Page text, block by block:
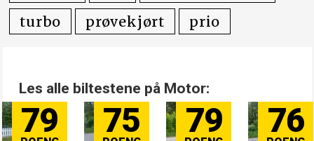
turbo
prøvekjørt prio
Les alle biltestene på Motor:
75 79 76 84